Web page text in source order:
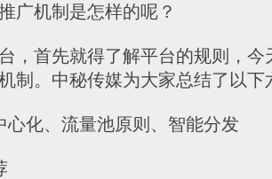
机制是怎样的呢？
首先就得了解平台的规则，今
制。中秘传媒为大家总结了以下
化、流量池原则、智能分发